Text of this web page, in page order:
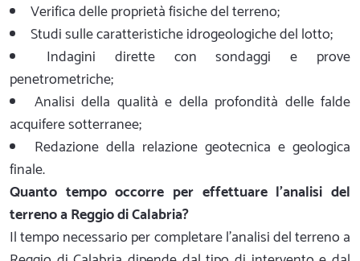
Verifica delle proprietà fisiche del terreno;
Studi sulle caratteristiche idrogeologiche del lotto;
Indagini dirette con sondaggi e prove
penetrometriche;
Analisi della qualità e della profondità delle falde
acquifere sotterranee;
Redazione della relazione geotecnica e geologica
finale.
Quanto tempo occorre per effettuare l'analisi del
terreno a Reggio di Calabria?
Il tempo necessario per completare l'analisi del terreno a